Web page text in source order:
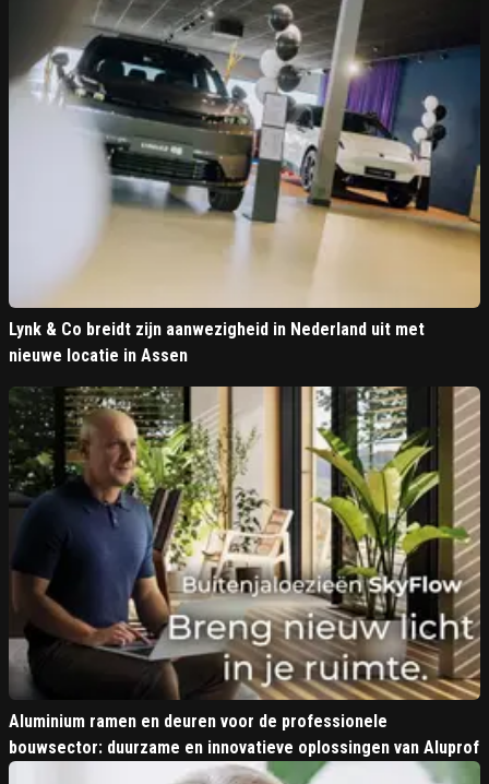
Lynk & Co breidt zijn aanwezigheid in Nederland uit met
nieuwe locatie in Assen
Aluminium ramen en deuren voor de professionele
bouwsector: duurzame en innovatieve oplossingen van Aluprof